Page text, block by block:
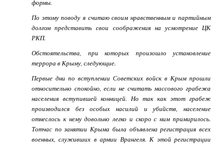
формы.
По этому поводу я считаю своим нравственным и партийным
долгом представить свои соображения на усмотрение ЦК
РКП.
Обстоятельства, при которых произошло установление
террора в Крыму, следующие.
Первые дни по вступлении Советских войск в Крым прошли
относительно спокойно, если не считать массового грабежа
населения вступившей конницей. Но так как этот грабеж
производился без особых насилий и убийств, население
отнеслось к нему довольно легко и скоро с ним примирилось.
Тотчас по занятии Крыма была объявлена регистрация всех
военных, служивших в армии Врангеля. К этой регистрации